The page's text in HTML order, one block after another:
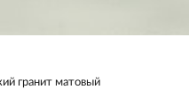
гранит матовый